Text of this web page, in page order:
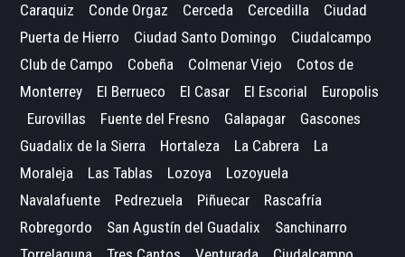
Caraquiz
Conde Orgaz Cerceda Cercedilla
Ciudad
Puerta de Hierro
Ciudad Santo Domingo
Ciudalcampo
Club de Campo
Cobeña Colmenar Viejo
Cotos de
Monterrey
El Berrueco El Casar El Escorial
Europolis
Eurovillas
Fuente del Fresno Galapagar
Gascones
Guadalix de la Sierra
Hortaleza La Cabrera
La
Moraleja
Las Tablas Lozoya
Lozoyuela
Navalafuente
Pedrezuela Piñuecar
Rascafría
Robregordo
San Agustín del Guadalix
Sanchinarro